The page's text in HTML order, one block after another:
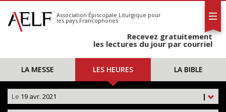
S'abonner
Calendrier
Association Épiscopale Liturgique pour
les pays Francophones
Recevez gratuitement
les lectures du jour par courriel
LA MESSE LES HEURES LA BIBLE
|
Le 19 avr. 2021